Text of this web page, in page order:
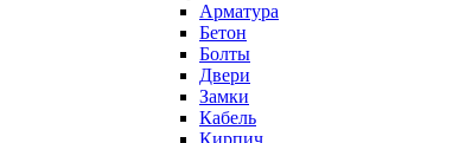
Арматура
Бетон
Болты
Двери
Замки
Кабель
Кирпич